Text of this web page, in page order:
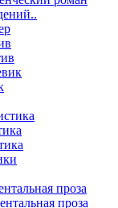
проза
проза